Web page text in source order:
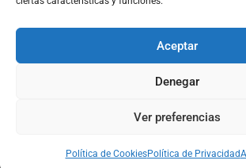
Aceptar
Denegar
Ver preferencias
Política de CookiesPolítica de Privacidad
Acerca de Nosotros